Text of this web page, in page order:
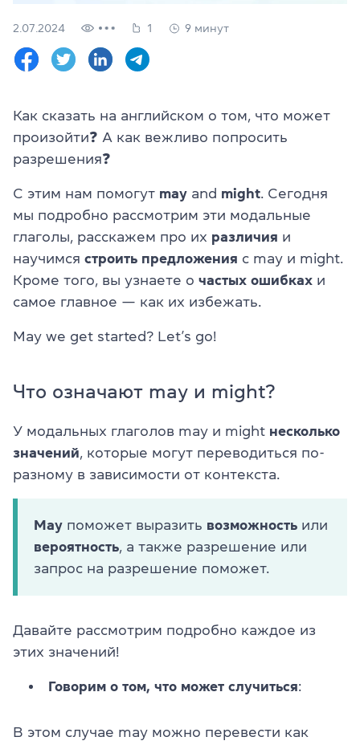
Язык сайта
(063) 580 11 00
(098) 580 11 00
г. Киев, метро Золотые Ворота, ул. Ярославов Вал, 13/2-б,
2.07.2024 1 9 минут
Как сказать на английском о том, что может
произойти❓ А как вежливо попросить
разрешения❓
С этим нам помогут may and might . Сегодня
мы подробно рассмотрим эти модальные
глаголы, расскажем про их различия и
научимся строить предложения с may и might.
Кроме того, вы узнаете о частых ошибках и
самое главное — как их избежать.
May we get started? Let’s go!
Что означают may и might?
У модальных глаголов may и might несколько
значений , которые могут переводиться по-
разному в зависимости от контекста.
May поможет выразить возможность или
вероятность , а также разрешение или
запрос на разрешение поможет.
Давайте рассмотрим подробно каждое из
этих значений!
Говорим о том, что может случиться:
В этом случае may можно перевести как